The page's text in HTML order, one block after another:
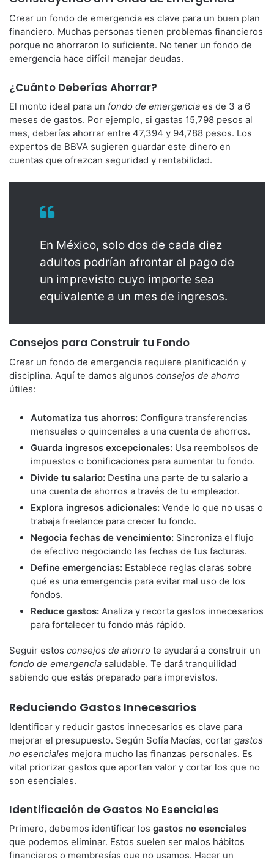
Crear un fondo de emergencia es clave para un buen plan
financiero. Muchas personas tienen problemas financieros
porque no ahorraron lo suficiente. No tener un fondo de
emergencia hace difícil manejar deudas.
¿Cuánto Deberías Ahorrar?
El monto ideal para un fondo de emergencia es de 3 a 6
meses de gastos. Por ejemplo, si gastas 15,798 pesos al
mes, deberías ahorrar entre 47,394 y 94,788 pesos. Los
expertos de BBVA sugieren guardar este dinero en
cuentas que ofrezcan seguridad y rentabilidad.
En México, solo dos de cada diez
adultos podrían afrontar el pago de
un imprevisto cuyo importe sea
equivalente a un mes de ingresos.
Consejos para Construir tu Fondo
Crear un fondo de emergencia requiere planificación y
disciplina. Aquí te damos algunos consejos de ahorro
útiles:
Automatiza tus ahorros: Configura transferencias
mensuales o quincenales a una cuenta de ahorros.
Guarda ingresos excepcionales: Usa reembolsos de
impuestos o bonificaciones para aumentar tu fondo.
Divide tu salario: Destina una parte de tu salario a
una cuenta de ahorros a través de tu empleador.
Explora ingresos adicionales: Vende lo que no usas o
trabaja freelance para crecer tu fondo.
Negocia fechas de vencimiento: Sincroniza el flujo
de efectivo negociando las fechas de tus facturas.
Define emergencias: Establece reglas claras sobre
qué es una emergencia para evitar mal uso de los
fondos.
Reduce gastos: Analiza y recorta gastos innecesarios
para fortalecer tu fondo más rápido.
Seguir estos consejos de ahorro te ayudará a construir un
fondo de emergencia saludable. Te dará tranquilidad
sabiendo que estás preparado para imprevistos.
Reduciendo Gastos Innecesarios
Identificar y reducir gastos innecesarios es clave para
mejorar el presupuesto. Según Sofía Macías, cortar gastos
no esenciales mejora mucho las finanzas personales. Es
vital priorizar gastos que aportan valor y cortar los que no
son esenciales.
Identificación de Gastos No Esenciales
Primero, debemos identificar los gastos no esenciales
que podemos eliminar. Estos suelen ser malos hábitos
financieros o membresías que no usamos. Hacer un